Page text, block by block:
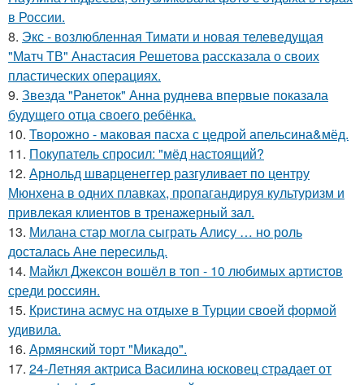
в России.
8. Экс - возлюбленная Тимати и новая телеведущая
"Матч ТВ" Анастасия Решетова рассказала о своих
пластических операциях.
9. Звезда "Ранеток" Анна руднева впервые показала
будущего отца своего ребёнка.
10. Творожно - маковая пасха с цедрой апельсина&мёд.
11. Покупатель спросил: "мёд настоящий?
12. Арнольд шварценеггер разгуливает по центру
Мюнхена в одних плавках, пропагандируя культуризм и
привлекая клиентов в тренажерный зал.
13. Милана стар могла сыграть Алису … но роль
досталась Ане пересильд.
14. Майкл Джексон вошёл в топ - 10 любимых артистов
среди россиян.
15. Кристина асмус на отдыхе в Турции своей формой
удивила.
16. Армянский торт "Микадо".
17. 24-Летняя актриса Василина юсковец страдает от